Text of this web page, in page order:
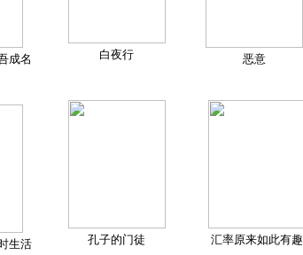
成名
白夜行 恶意
生活 孔子的门徒 汇率原来如此有趣